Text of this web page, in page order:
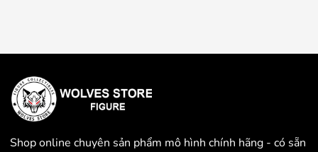
Shop online chuyên sản phẩm mô hình chính hãng - có sẵn